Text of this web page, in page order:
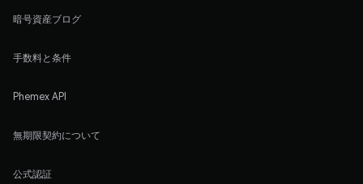
暗号資産ブログ
手数料と条件
Phemex API
無期限契約について
公式認証